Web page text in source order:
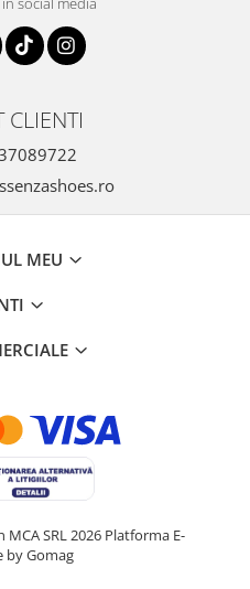
CLIENTI
MEU
SRL 2026 Platforma E-
by Gomag